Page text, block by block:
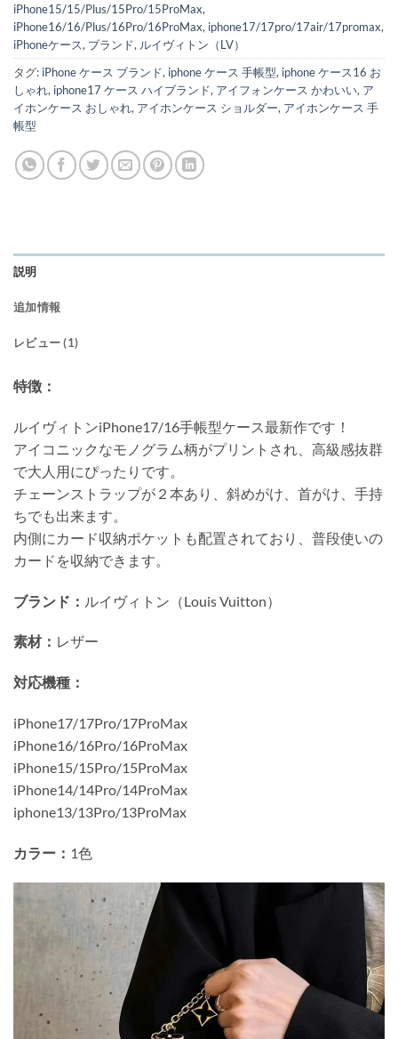
iPhone15/15/Plus/15Pro/15ProMax,
iPhone16/16/Plus/16Pro/16ProMax, iphone17/17pro/17air/17promax,
iPhoneケース, ブランド, ルイヴィトン（LV）
タグ: iPhone ケース ブランド, iphone ケース 手帳型, iphone ケース16 お
しゃれ, iphone17 ケース ハイブランド, アイフォンケース かわいい, ア
イホンケース おしゃれ, アイホンケース ショルダー, アイホンケース 手
帳型
説明
追加情報
レビュー (1)
特徴：
ルイヴィトンiPhone17/16手帳型ケース最新作です！
アイコニックなモノグラム柄がプリントされ、高級感抜群
で大人用にぴったりです。
チェーンストラップが２本あり、斜めがけ、首がけ、手持
ちでも出来ます。
内側にカード収納ポケットも配置されており、普段使いの
カードを収納できます。
ブランド： ルイヴィトン（Louis Vuitton）
素材： レザー
対応機種：
iPhone17/17Pro/17ProMax
iPhone16/16Pro/16ProMax
iPhone15/15Pro/15ProMax
iPhone14/14Pro/14ProMax
iphone13/13Pro/13ProMax
カラー： 1色